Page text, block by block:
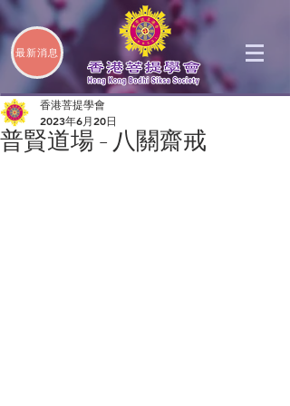
最新消息
普賢道場 - 八關齋戒
香港菩提學會
2023年6月20日